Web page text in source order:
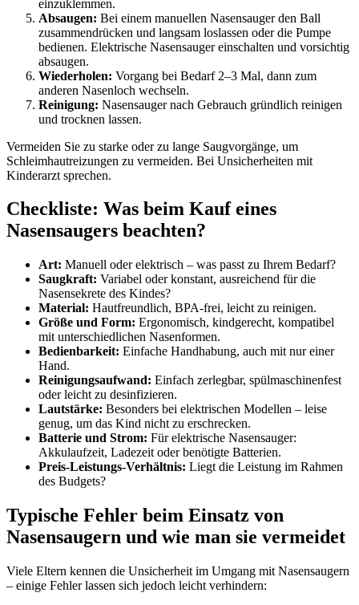
einzuklemmen.
Absaugen: Bei einem manuellen Nasensauger den Ball
zusammendrücken und langsam loslassen oder die Pumpe
bedienen. Elektrische Nasensauger einschalten und vorsichtig
absaugen.
Wiederholen: Vorgang bei Bedarf 2–3 Mal, dann zum
anderen Nasenloch wechseln.
Reinigung: Nasensauger nach Gebrauch gründlich reinigen
und trocknen lassen.
Vermeiden Sie zu starke oder zu lange Saugvorgänge, um
Schleimhautreizungen zu vermeiden. Bei Unsicherheiten mit
Kinderarzt sprechen.
Checkliste: Was beim Kauf eines
Nasensaugers beachten?
Art: Manuell oder elektrisch – was passt zu Ihrem Bedarf?
Saugkraft: Variabel oder konstant, ausreichend für die
Nasensekrete des Kindes?
Material: Hautfreundlich, BPA-frei, leicht zu reinigen.
Größe und Form: Ergonomisch, kindgerecht, kompatibel
mit unterschiedlichen Nasenformen.
Bedienbarkeit: Einfache Handhabung, auch mit nur einer
Hand.
Reinigungsaufwand: Einfach zerlegbar, spülmaschinenfest
oder leicht zu desinfizieren.
Lautstärke: Besonders bei elektrischen Modellen – leise
genug, um das Kind nicht zu erschrecken.
Batterie und Strom: Für elektrische Nasensauger:
Akkulaufzeit, Ladezeit oder benötigte Batterien.
Preis-Leistungs-Verhältnis: Liegt die Leistung im Rahmen
des Budgets?
Typische Fehler beim Einsatz von
Nasensaugern und wie man sie vermeidet
Viele Eltern kennen die Unsicherheit im Umgang mit Nasensaugern
– einige Fehler lassen sich jedoch leicht verhindern: